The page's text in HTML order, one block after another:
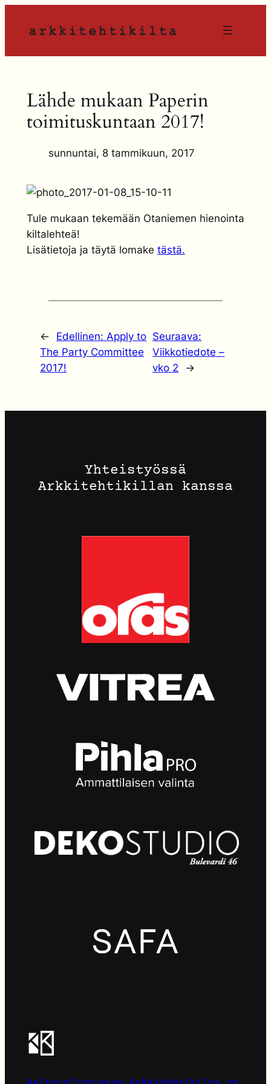
sisältöön
Lähde mukaan Paperin
toimituskuntaan 2017!
sunnuntai, 8 tammikuun, 2017
Tule mukaan tekemään Otaniemen hienointa
kiltalehteä!
Lisätietoja ja täytä lomake tästä.
← Edellinen: Apply to
The Party Committee
2017!
Seuraava:
Viikkotiedote –
vko 2
→
Yhteistyössä
Arkkitehtikillan kanssa